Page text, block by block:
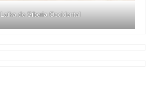
Laika de Siberia Occidental